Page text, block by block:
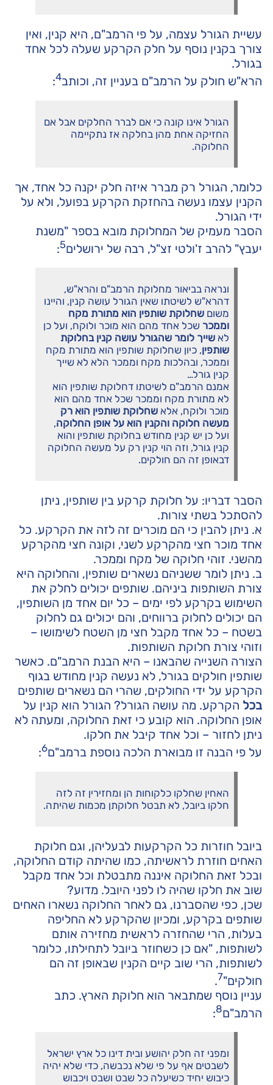
עשיית הגורל עצמה, על פי הרמב"ם, היא קנין, ואין
צורך בקנין נוסף על חלק הקרקע שעלה לכל אחד
בגורל.
הרא"ש חולק על הרמב"ם בעניין זה, וכותב4
:
הגורל אינו קונה כי אם לברר החלקים אבל אם
החזיקה אחת מהן בחלקה אז נתקיימה
החלוקה.
כלומר, הגורל רק מברר איזה חלק יקנה כל אחד, אך
הקנין עצמו נעשה בהחזקת הקרקע בפועל, ולא על
ידי הגורל.
הסבר מעמיק של המחלוקת מובא בספר "משנת
יעבץ" להרב ז'ולטי זצ"ל, רבה של ירושלים5
:
ונראה בביאור מחלוקת הרמב"ם והרא"ש,
דהרא"ש לשיטתו שאין הגורל עושה קנין, והיינו
משום שחלוקת שותפין הוא מתורת מקח
וממכר שכל אחד מהם הוא מוכר ולוקח, ועל כן
לא שייך לומר שהגורל עושה קנין בחלוקת
שותפין, כיון שחלוקת שותפין הוא מתורת מקח
וממכר, ובהלכות מקח וממכר הלא לא שייך
קנין גורל…
אמנם הרמב"ם לשיטתו דחלוקת שותפין הוא
לא מתורת מקח וממכר שכל אחד מהם הוא
מוכר ולוקח, אלא שחלוקת שותפין הוא רק
מעשה חלוקה והקנין הוא על אופן החלוקה,
ועל כן יש קנין מחודש בחלוקת שותפין והוא
קנין גורל, וזה הוי קנין רק על מעשה החלוקה
דבאופן זה הם חולקים.
הסבר דבריו: על חלוקת קרקע בין שותפין, ניתן
להסתכל בשתי צורות.
א. ניתן להבין כי הם מוכרים זה לזה את הקרקע. כל
אחד מוכר חצי מהקרקע לשני, וקונה חצי מהקרקע
מהשני. זוהי חלוקה של מקח וממכר.
ב. ניתן לומר ששניהם נשארים שותפין, והחלוקה היא
צורת השותפות ביניהם. שותפים יכולים לחלק את
השימוש בקרקע לפי ימים – כל יום אחד מן השותפין,
הם יכולים לחלוק ברווחים, והם יכולים גם לחלוק
בשטח – כל אחד מקבל חצי מן השטח לשימושו –
וזוהי צורת חלוקת השותפות.
הצורה השנייה שהבאנו – היא הבנת הרמב"ם. כאשר
שותפין חולקים בגורל, לא נעשה קנין מחודש בגוף
הקרקע על ידי החולקים, שהרי הם נשארים שותפים
בכל הקרקע. מה עושה הגורל? הגורל הוא קנין על
אופן החלוקה. הוא קובע כי זאת החלוקה, ומעתה לא
ניתן לחזור – וכל אחד קיבל את חלקו.
על פי הבנה זו מבוארת הלכה נוספת ברמב"ם6
:
האחין שחלקו כלקוחות הן ומחזירין זה לזה
חלקו ביובל, לא תבטל חלוקתן מכמות שהיתה.
ביובל חוזרות כל הקרקעות לבעליהן, וגם חלוקת
האחים חוזרת לראשיתה, כמו שהיתה קודם החלוקה,
ובכל זאת החלוקה איננה מתבטלת וכל אחד מקבל
שוב את חלקו שהיה לו לפני היובל. מדוע?
שכן, כפי שהסברנו, גם לאחר החלוקה נשארו האחים
שותפים בקרקע, ומכיון שהקרקע לא החליפה
בעלות, הרי שהחזרה לראשית מחזירה אותם
לשותפות, "אם כן כשחוזר ביובל לתחילתו, כלומר
לשותפות, הרי שוב קיים הקנין שבאופן זה הם
חולקים"7
.
עניין נוסף שמתבאר הוא חלוקת הארץ. כתב
הרמב"ם8
:
ומפני זה חלק יהושע ובית דינו כל ארץ ישראל
לשבטים אף על פי שלא נכבשה, כדי שלא יהיה
כיבוש יחיד כשיעלה כל שבט ושבט ויכבוש